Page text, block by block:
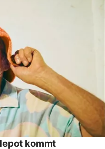
kommt